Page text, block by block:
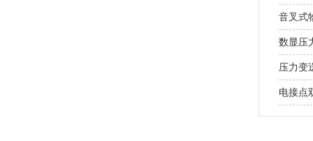
音叉式
数显压
压力变
电接点